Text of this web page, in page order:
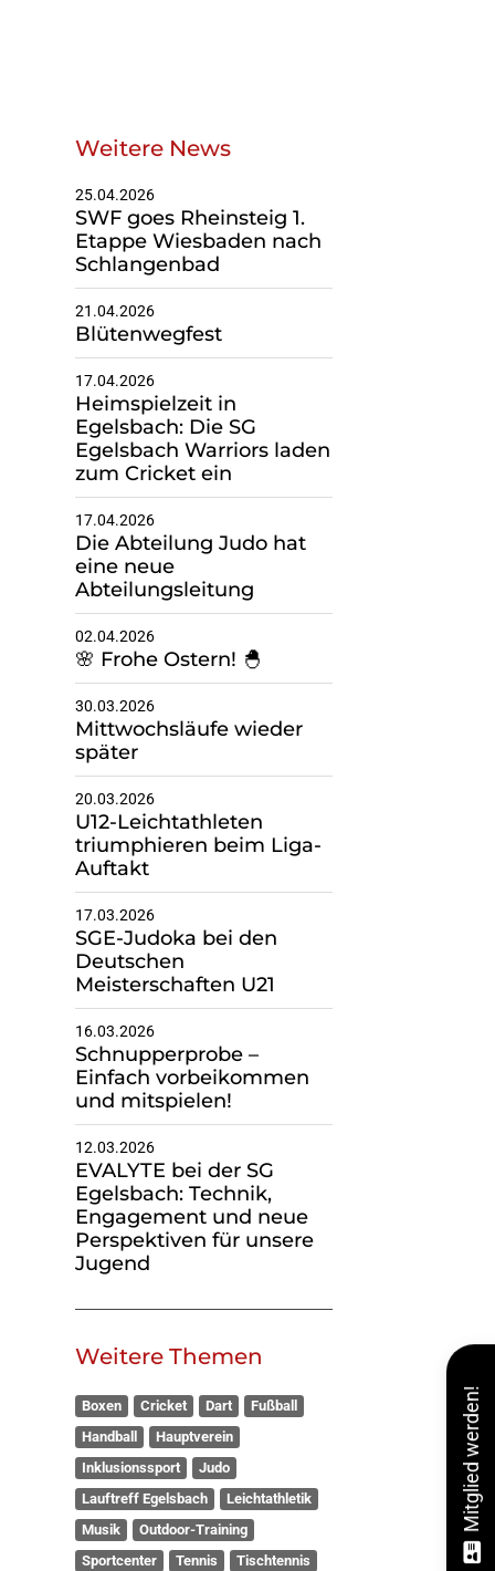
Weitere News
25.04.2026
SWF goes Rheinsteig 1.
Etappe Wiesbaden nach
Schlangenbad
21.04.2026
Blütenwegfest
17.04.2026
Heimspielzeit in
Egelsbach: Die SG
Egelsbach Warriors laden
zum Cricket ein
17.04.2026
Die Abteilung Judo hat
eine neue
Abteilungsleitung
02.04.2026
🌸 Frohe Ostern! 🐣
30.03.2026
Mittwochsläufe wieder
später
20.03.2026
U12-Leichtathleten
triumphieren beim Liga-
Auftakt
17.03.2026
SGE-Judoka bei den
Deutschen
Meisterschaften U21
16.03.2026
Schnupperprobe –
Einfach vorbeikommen
und mitspielen!
12.03.2026
EVALYTE bei der SG
Egelsbach: Technik,
Engagement und neue
Perspektiven für unsere
Jugend
Weitere Themen
Boxen Cricket Dart
Fußball
Handball
Hauptverein
Inklusionssport
Judo
Lauftreff Egelsbach
Leichtathletik
Musik
Outdoor-Training
Sportcenter
Tennis
Tischtennis
Mitglied werden!
Geschäftsstelle
Du suchst einen
Ansprechpartner?
Melde dich gerne bei uns!
Zur Geschäfsstelle